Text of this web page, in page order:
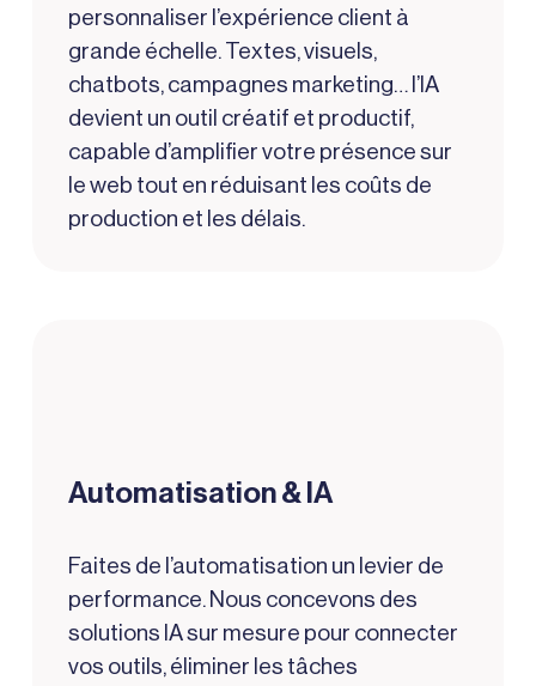
personnaliser l’expérience client à
grande échelle. Textes, visuels,
chatbots, campagnes marketing… l’IA
devient un outil créatif et productif,
capable d’amplifier votre présence sur
le web tout en réduisant les coûts de
production et les délais.
Automatisation & IA
Faites de l’automatisation un levier de
performance. Nous concevons des
solutions IA sur mesure pour connecter
vos outils, éliminer les tâches